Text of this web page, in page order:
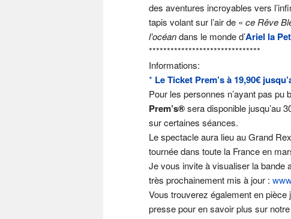
des aventures incroyables vers
tapis volant sur l’air de « ce Rêve
l’océandans le monde d’Ariel la
*******************************
Informations:
* Le Ticket Prem’s à 19,90€
Pour les personnes n’ayant pas
Prem’s®sera disponible jusqu’au
sur certaines séances.
Le spectacle aura lieu au Grand
tournée dans toute la France en
Je vous inviteà visualiser la bande
très prochainement mis à jour :
Vous trouverez également en pièce
presse pour en savoir plus sur